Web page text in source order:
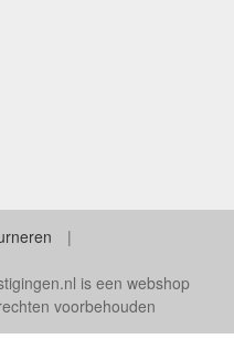
is een webshop
voorbehouden